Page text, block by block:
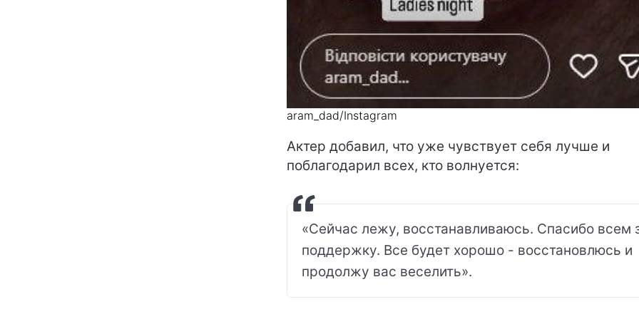
aram_dad/Instagram
Актер добавил, что уже чувствует себя лучше и
поблагодарил всех, кто волнуется:
«Сейчас лежу, восстанавливаюсь. Спасибо всем
поддержку. Все будет хорошо - восстановлюсь и
продолжу вас веселить».